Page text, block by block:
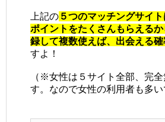
上記の ５つのマッチングサイ
ポイントをたくさんもらえる
録して複数使えば、出会える
すよ！
（※女性は５サイト全部、完全
す。なので女性の利用者も多い